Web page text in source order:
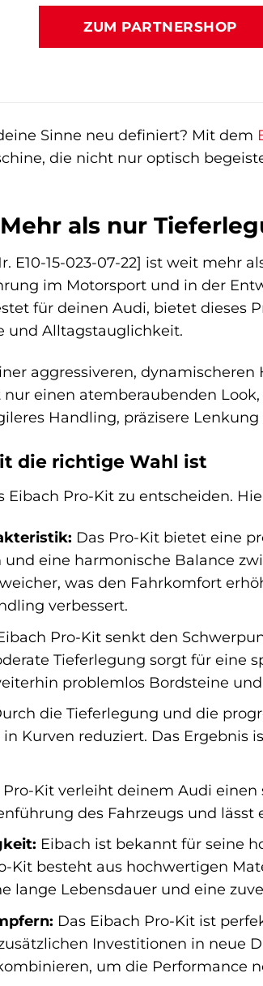
war:
383,18 €
ist:
ZUM PARTNERSHOP
Sinne neu definiert? Mit dem
die nicht nur optisch
als nur
E10-15-023-07-22] ist weit mehr
im Motorsport und in der
für deinen Audi, bietet dieses
und Alltagstauglichkeit.
aggressiveren,
einen atemberaubenden
Handling, präzisere
die richtige Wahl ist
Eibach Pro-Kit zu entscheiden.
Das Pro-Kit bietet eine
eine harmonische Balance
was den Fahrkomfort
verbessert.
Pro-Kit senkt den
Tieferlegung sorgt für eine
problemlos Bordsteine
die Tieferlegung und die
Kurven reduziert. Das Ergebnis
Pro-Kit verleiht deinem Audi
des Fahrzeugs und lässt
Eibach ist bekannt für seine
Kit besteht aus hochwertigen
lange Lebensdauer und eine
Das Eibach Pro-Kit ist
Investitionen in neue
um die Performance